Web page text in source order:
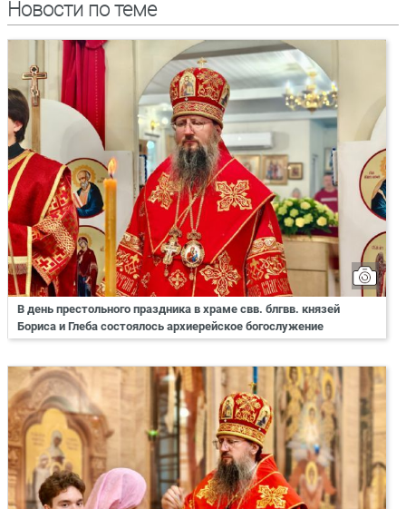
Новости по теме
В день престольного праздника в храме свв. блгвв. князей
Бориса и Глеба состоялось архиерейское богослужение